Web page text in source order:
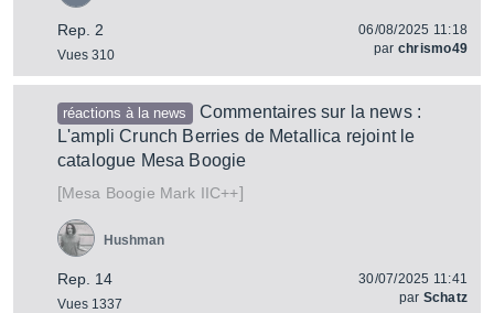
Rep. 2
Vues 310
06/08/2025 11:18
par chrismo49
réactions à la news
Commentaires sur la news :
L'ampli Crunch Berries de Metallica rejoint le
catalogue Mesa Boogie
[Mesa Boogie Mark IIC++]
Rep. 14
Vues 1337
Hushman
30/07/2025 11:41
par Schatz